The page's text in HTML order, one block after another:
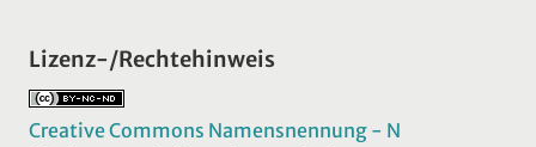
Lizenz-/Rechtehinweis
Creative Commons Namensnennung - N